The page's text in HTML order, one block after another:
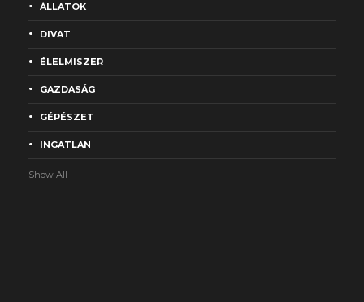
ÁLLATOK
DIVAT
ÉLELMISZER
GAZDASÁG
GÉPÉSZET
INGATLAN
Show All